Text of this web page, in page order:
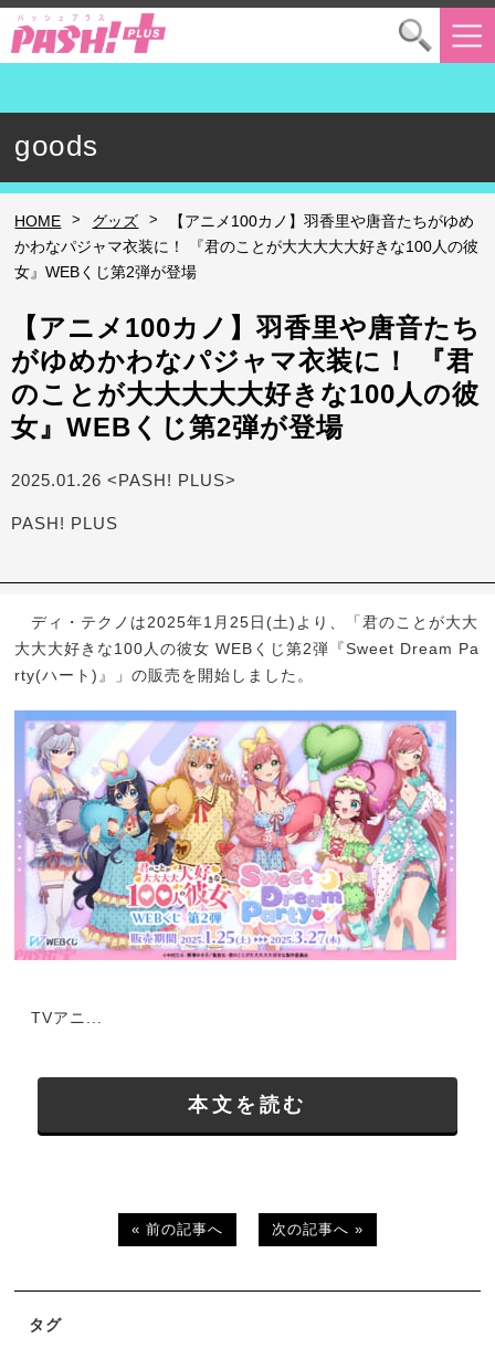
goods
HOME > グッズ >
【アニメ100カノ】羽香里や唐音たちがゆめ
かわなパジャマ衣装に！ 『君のことが大大大大大好きな100人の彼
女』WEBくじ第2弾が登場
【アニメ100カノ】羽香里や唐音たち
がゆめかわなパジャマ衣装に！ 『君
のことが大大大大大好きな100人の彼
女』WEBくじ第2弾が登場
2025.01.26 <PASH! PLUS>
PASH! PLUS
ディ・テクノは2025年1月25日(土)より、「君のことが大大
大大大好きな100人の彼女 WEBくじ第2弾『Sweet Dream Pa
rty(ハート)』」の販売を開始しました。
TVアニ...
本文を読む
« 前の記事へ 次の記事へ »
タグ